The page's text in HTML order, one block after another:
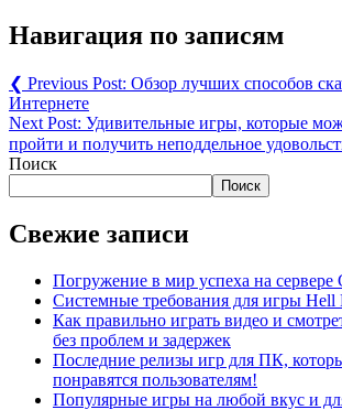
Навигация по записям
❮ Previous Post: Обзор лучших способов
Интернете
Next Post: Удивительные игры, которые
пройти и получить неподдельное
Поиск
Поиск
Свежие записи
Погружение в мир успеха на сервере
Системные требования для игры
Как правильно играть видео и
без проблем и задержек
Последние релизы игр для ПК,
понравятся пользователям!
Популярные игры на любой вкус и